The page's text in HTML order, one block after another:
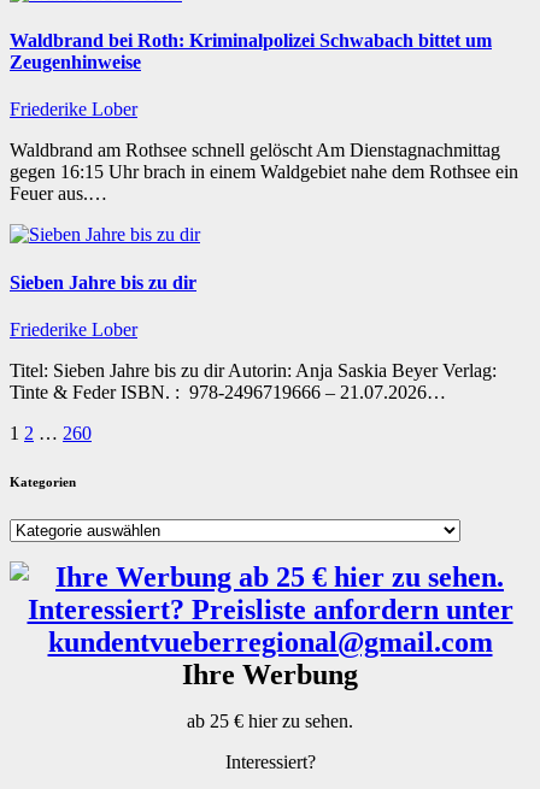
Waldbrand bei Roth: Kriminalpolizei Schwabach bittet um
Zeugenhinweise
Friederike Lober
Waldbrand am Rothsee schnell gelöscht Am Dienstagnachmittag
gegen 16:15 Uhr brach in einem Waldgebiet nahe dem Rothsee ein
Feuer aus.…
Sieben Jahre bis zu dir
Friederike Lober
Titel: Sieben Jahre bis zu dir Autorin: Anja Saskia Beyer Verlag:
Tinte & Feder ISBN. : ‎ 978-2496719666 – 21.07.2026…
Seitennummerierung
der
1 2 … 260
Kategorien
Kategorien
Ihre Werbung
ab 25 € hier zu sehen.
Interessiert?